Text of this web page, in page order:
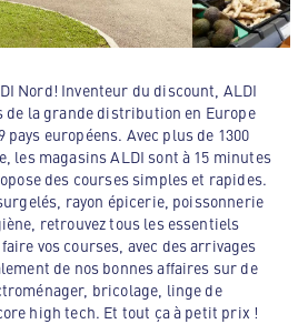
Nord! Inventeur du discount, ALDI
de la grande distribution en Europe
pays européens. Avec plus de 1300
les magasins ALDI sont à 15 minutes
des courses simples et rapides.
rayon épicerie, poissonnerie
retrouvez tous les essentiels
vos courses, avec des arrivages
de nos bonnes affaires sur de
bricolage, linge de
high tech. Et tout ça à petit prix !